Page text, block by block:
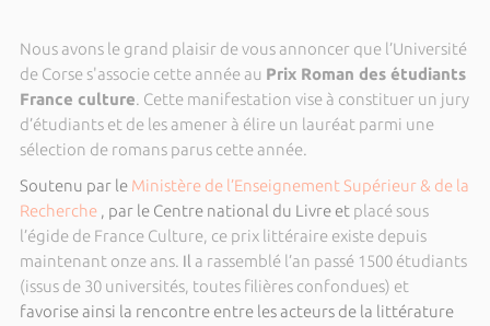
Nous avons le grand plaisir de vous annoncer que l’Université
de Corse s'associe cette année au Prix Roman des étudiants
France culture. Cette manifestation vise à constituer un jury
d’étudiants et de les amener à élire un lauréat parmi une
sélection de romans parus cette année.
Soutenu par le Ministère de l’Enseignement Supérieur & de la
Recherche, par le Centre national du Livre et placé sous
l’égide de France Culture, ce prix littéraire existe depuis
maintenant onze ans. Il a rassemblé l’an passé 1500 étudiants
(issus de 30 universités, toutes filières confondues) et
favorise ainsi la rencontre entre les acteurs de la littérature